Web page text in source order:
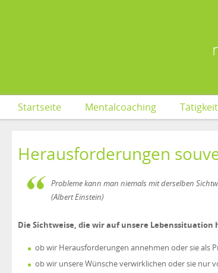
Startseite Mentalcoaching
Herausforderungen
Probleme kann man niemals mit derselben
(Albert Einstein)
Die Sichtweise, die wir auf unsere Lebenssituation
ob wir Herausforderungen annehmen oder sie als
ob wir unsere Wünsche verwirklichen oder sie nur